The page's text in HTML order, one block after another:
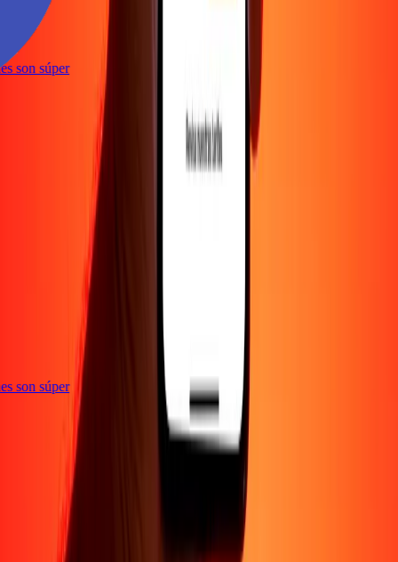
son súper
son súper
Blog Corporativo